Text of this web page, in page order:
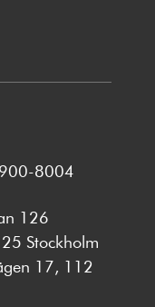
8004
126
Stockholm
17, 112